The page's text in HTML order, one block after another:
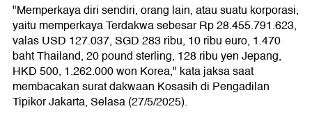
"Memperkaya diri sendiri, orang lain, atau suatu korporasi,
yaitu memperkaya Terdakwa sebesar Rp 28.455.791.623,
valas USD 127.037, SGD 283 ribu, 10 ribu euro, 1.470
baht Thailand, 20 pound sterling, 128 ribu yen Jepang,
HKD 500, 1.262.000 won Korea," kata jaksa saat
membacakan surat dakwaan Kosasih di Pengadilan
Tipikor Jakarta, Selasa (27/5/2025).